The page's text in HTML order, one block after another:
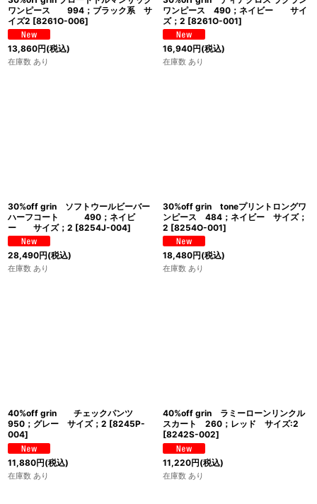
ワンピース 994；ブラック系 サ
イズ2 [8261O-006]
13,860円(税込)
在庫数 あり
ワンピース 490；ネイビー サイ
ズ；2 [8261O-001]
16,940円(税込)
在庫数 あり
30%off grin ソフトウールビーバー
ハーフコート 490；ネイビ
ー サイズ；2 [8254J-004]
28,490円(税込)
在庫数 あり
30%off grin toneプリントロングワ
ンピース 484；ネイビー サイズ；
2 [8254O-001]
18,480円(税込)
在庫数 あり
40%off grin チェックパンツ
950；グレー サイズ；2 [8245P-
004]
11,880円(税込)
在庫数 あり
40%off grin ラミーローンリンクル
スカート 260；レッド サイズ:2
[8242S-002]
11,220円(税込)
在庫数 あり